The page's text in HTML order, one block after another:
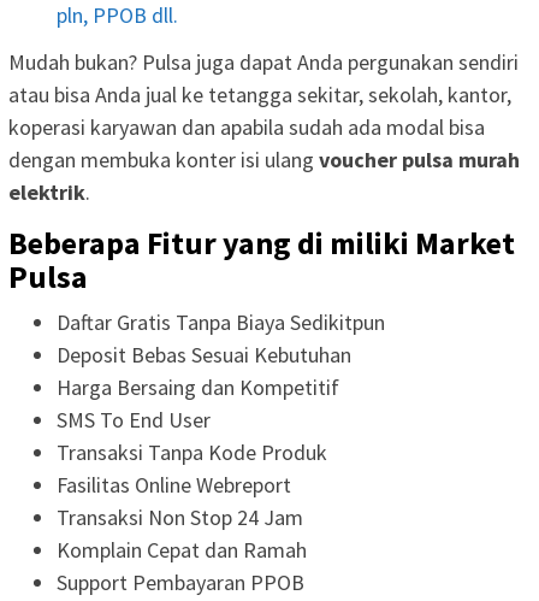
pln, PPOB dll.
Mudah bukan? Pulsa juga dapat Anda pergunakan sendiri
atau bisa Anda jual ke tetangga sekitar, sekolah, kantor,
koperasi karyawan dan apabila sudah ada modal bisa
dengan membuka konter isi ulang voucher pulsa murah
elektrik.
Beberapa Fitur yang di miliki Market
Pulsa
Daftar Gratis Tanpa Biaya Sedikitpun
Deposit Bebas Sesuai Kebutuhan
Harga Bersaing dan Kompetitif
SMS To End User
Transaksi Tanpa Kode Produk
Fasilitas Online Webreport
Transaksi Non Stop 24 Jam
Komplain Cepat dan Ramah
Support Pembayaran PPOB